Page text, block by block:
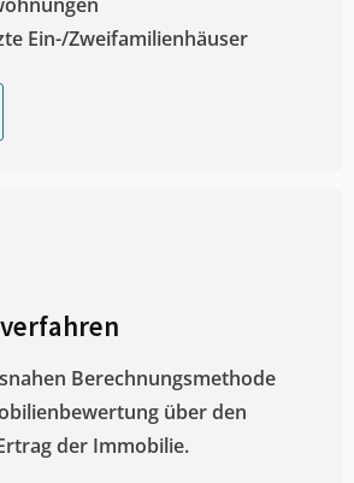
Ein-/Zweifamilienhäuser
Berechnungsmethode
über den
der Immobilie.